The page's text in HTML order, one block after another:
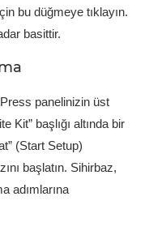
bu düğmeye tıklayın.
basittir.
panelinizin üst
Kit” başlığı altında bir
(Start Setup)
başlatın. Sihirbaz,
adımlarına